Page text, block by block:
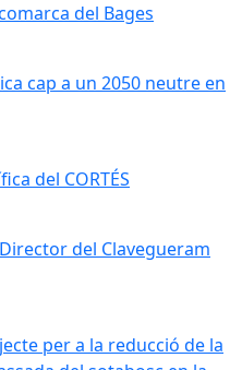
del Bages
cap a un 2050 neutre en
del CORTÉS
del Clavegueram
per a la reducció de la